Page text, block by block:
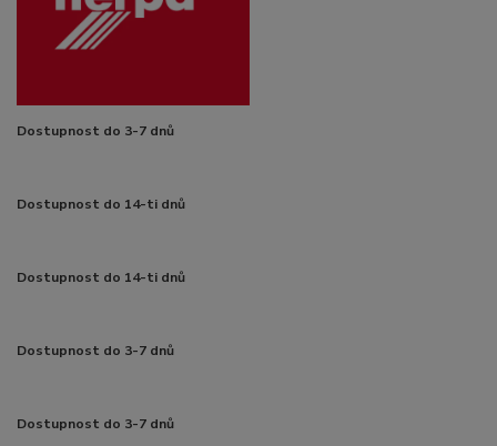
Dostupnost do 3-7 dnů
Dostupnost do 14-ti dnů
Dostupnost do 14-ti dnů
Dostupnost do 3-7 dnů
Dostupnost do 3-7 dnů